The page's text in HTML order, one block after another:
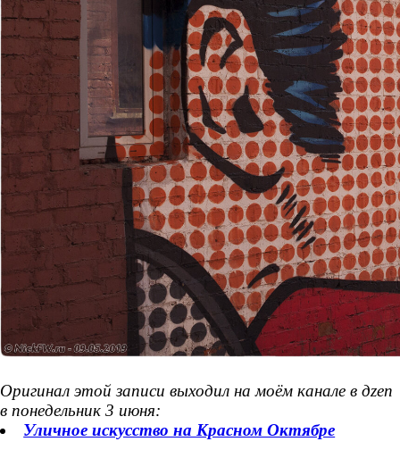
Оригинал этой записи выходил на моём канале в дzen
в понедельник 3 июня:
Уличное искусство на Красном Октябре